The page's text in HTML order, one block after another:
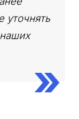
уточнять